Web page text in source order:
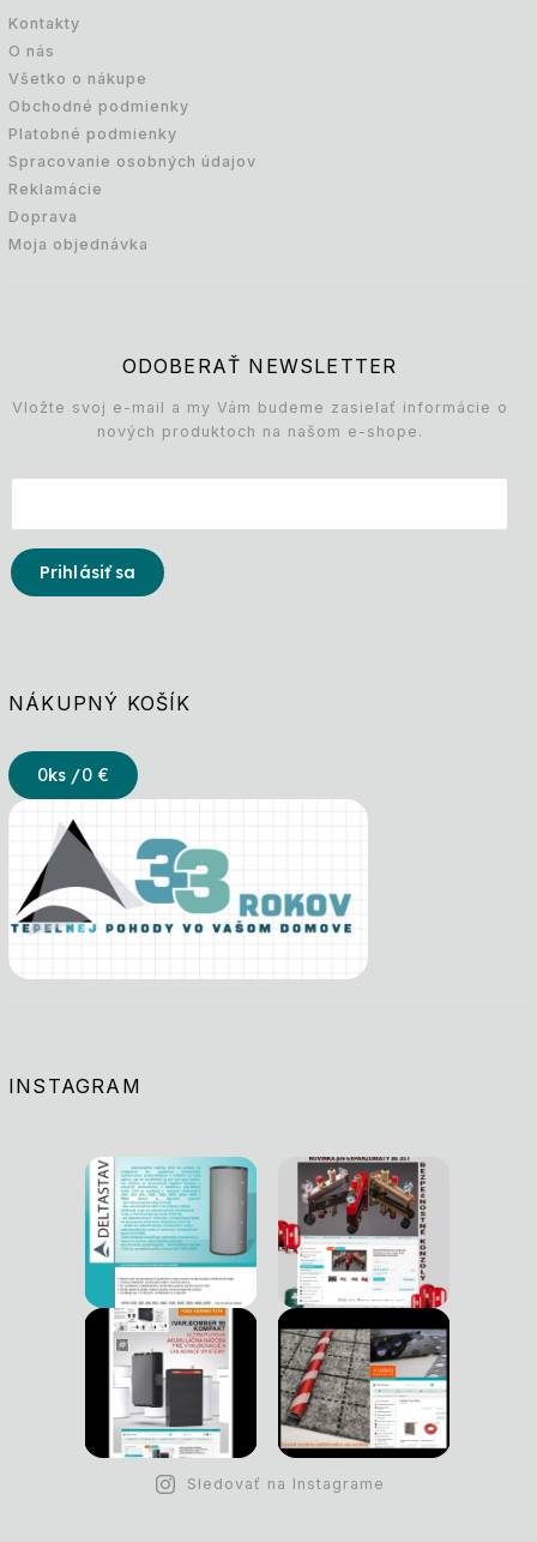
Kontakty
O nás
Všetko o nákupe
Obchodné podmienky
Platobné podmienky
Spracovanie osobných údajov
Reklamácie
Doprava
Moja objednávka
ODOBERAŤ NEWSLETTER
Vložte svoj e-mail a my Vám budeme zasielať informácie o
nových produktoch na našom e-shope.
Prihlásiť sa
NÁKUPNÝ KOŠÍK
0ks /0 €
INSTAGRAM
Sledovať na Instagrame